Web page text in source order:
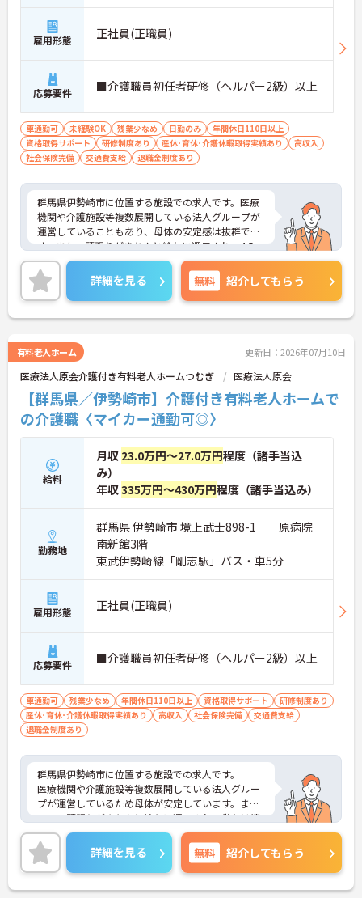
雇用形態 正社員(正職員)
応募要件 ■介護職員初任者研修（ヘルパー2級）以上
車通勤可 未経験OK 残業少なめ 日勤のみ
年間休日110日以上
資格取得サポート
研修制度あり 産休･育休･介護休暇取得実績あり
高収入
社会保険完備
交通費支給 退職金制度あり
群馬県伊勢崎市に位置する施設での求人です。医療
機関や介護施設等複数展開している法人グループが
運営していることもあり、母体の安定感は抜群で
す。また、頑張りがきちんと給与に還元され、4.5ヶ
月分の賞与支給実績もございます。
ご興味のある方はお気軽にお問い合わせ下さい。
詳細を見る 無料 紹介してもらう
有料老人ホーム 更新日：2026年07月10日
医療法人原会介護付き有料老人ホームつむぎ 医療法人原会
【群馬県／伊勢崎市】介護付き有料老人ホームで
の介護職〈マイカー通勤可◎〉
給料
月収 23.0万円～27.0万円程度（諸手当込
み）
年収335万円～430万円程度（諸手当込み）
勤務地
群馬県 伊勢崎市 境上武士898-1 原病院
南新館3階
東武伊勢崎線「剛志駅」バス・車5分
雇用形態 正社員(正職員)
応募要件 ■介護職員初任者研修（ヘルパー2級）以上
車通勤可 残業少なめ 年間休日110日以上 資格取得サポート
研修制度あり
産休･育休･介護休暇取得実績あり
高収入 社会保険完備
交通費支給
退職金制度あり
群馬県伊勢崎市に位置する施設での求人です。
医療機関や介護施設等複数展開している法人グルー
プが運営しているため母体が安定しています。また
日頃の頑張りがきちんと給与に還元され、賞与は嬉
しい4.50ヶ月支給♪残業時間も少ないためオンオフ
をつけてしっかり勤務する事が出来ます。心機一転
頑張りたい方・今までの頑張りを評価されたい方に
非常におすすめの求人です。ご興味のある方はお気
軽にお問い合わせ下さい。
詳細を見る 無料 紹介してもらう